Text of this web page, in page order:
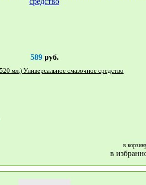
589руб.
мл.) Универсальное смазочное средство
в
в